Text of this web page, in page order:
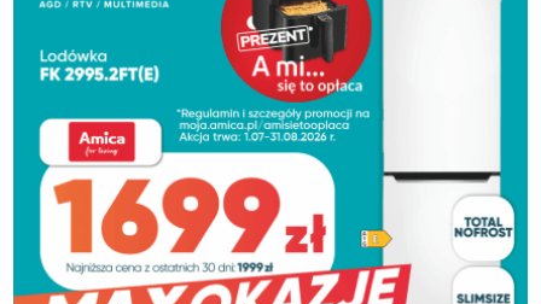
REDAKCJA
REGULAMIN